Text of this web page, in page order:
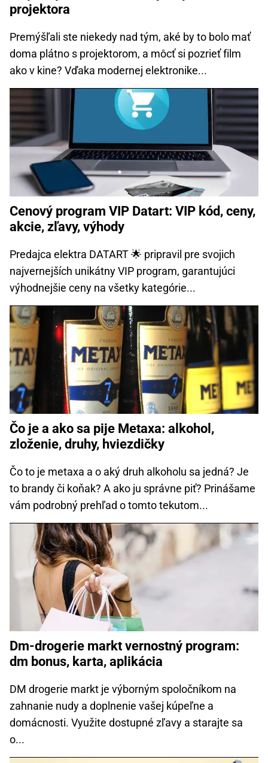
projektora
Premýšľali ste niekedy nad tým, aké by to bolo mať
doma plátno s projektorom, a môcť si pozrieť film
ako v kine? Vďaka modernej elektronike...
Cenový program VIP Datart: VIP kód, ceny,
akcie, zľavy, výhody
Predajca elektra DATART 🌟 pripravil pre svojich
najvernejších unikátny VIP program, garantujúci
výhodnejšie ceny na všetky kategórie...
Čo je a ako sa pije Metaxa: alkohol,
zloženie, druhy, hviezdičky
Čo to je metaxa a o aký druh alkoholu sa jedná? Je
to brandy či koňak? A ako ju správne piť? Prinášame
vám podrobný prehľad o tomto tekutom...
Dm-drogerie markt vernostný program:
dm bonus, karta, aplikácia
DM drogerie markt je výborným spoločníkom na
zahnanie nudy a doplnenie vašej kúpeľne a
domácnosti. Využite dostupné zľavy a starajte sa
o...